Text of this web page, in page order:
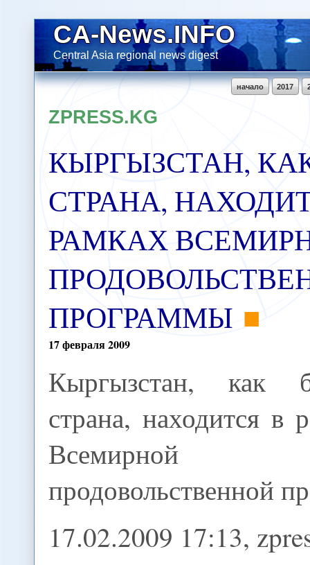
CA-News.INFO
Central Asia regional news digest
2017
начало
ZPRESS.KG
КЫРГЫЗСТАН,
СТРАНА,
РАМКАХ
ПРОГРАММЫ
17февраля2009
Кыргызстан, как
страна, находится в
Всемирной
продовольственной
17.02.2009 17:13,